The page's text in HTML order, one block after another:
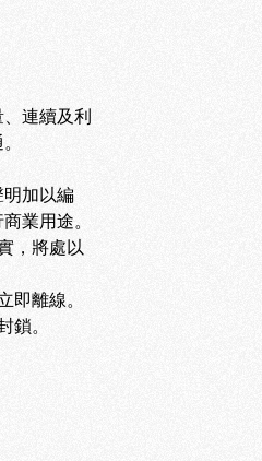
連續及利
加以編
業用途。
，將處以
離線。
。